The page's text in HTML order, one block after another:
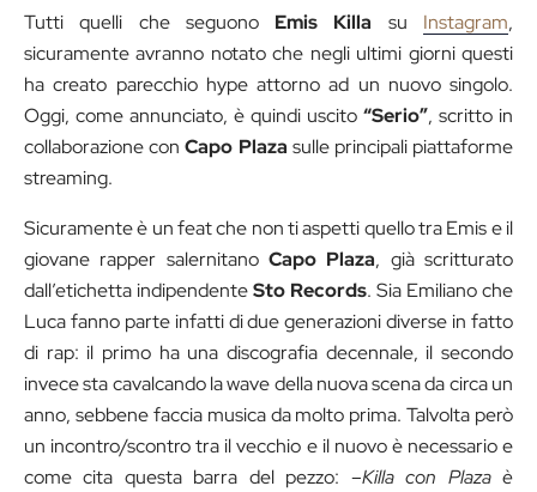
Tutti quelli che seguono Emis Killa su Instagram,
sicuramente avranno notato che negli ultimi giorni questi
ha creato parecchio hype attorno ad un nuovo singolo.
Oggi, come annunciato, è quindi uscito “Serio”, scritto in
collaborazione conCapo Plaza sulle principali piattaforme
streaming.
Sicuramente è un feat che non ti aspetti quello tra Emis e il
giovane rapper salernitano Capo Plaza, già scritturato
dall’etichetta indipendenteSto Records. Sia Emiliano che
Luca fanno parte infatti di due generazioni diverse in fatto
di rap: il primo ha una discografia decennale, il secondo
invece sta cavalcando la wave della nuova scena da circa un
anno, sebbene faccia musica da molto prima. Talvolta però
un incontro/scontro tra il vecchio e il nuovo è necessario e
come cita questa barra del pezzo: –Killa con Plaza è